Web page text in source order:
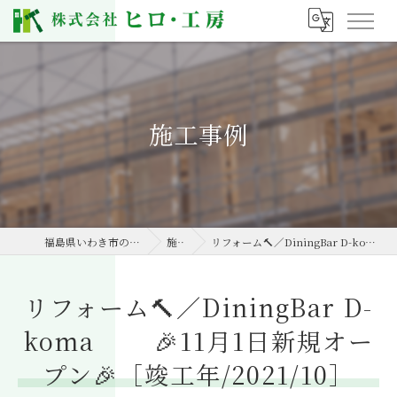
施工事例
福島県いわき市の工務店なら株式会社ヒロ・工房 施工事例 リフォーム🔨／DiningBar D-koma 🎉11月1日新規オープン🎉［竣工年/2021/10］
リフォーム🔨／DiningBar D-
koma 🎉11月1日新規オー
プン🎉［竣工年/2021/10］